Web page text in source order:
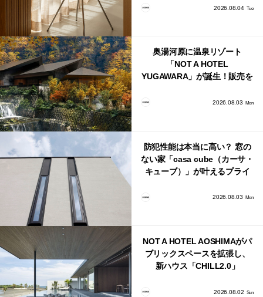
2026.08.04 Tue
奥湯河原に温泉リゾート
「NOT A HOTEL
YUGAWARA」が誕生！販売を
2026.08.03 Mon
防犯性能は本当に高い？ 窓の
ない家「casa cube（カーサ・
キューブ）」が叶えるプライ
2026.08.03 Mon
NOT A HOTEL AOSHIMAがパ
ブリックスペースを拡張し、
新ハウス「CHILL2.0」
2026.08.02 Sun